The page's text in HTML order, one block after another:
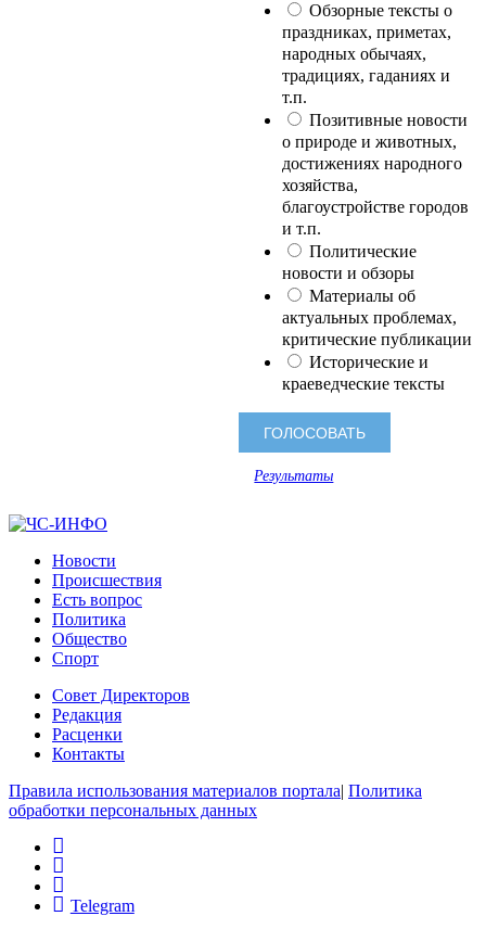
Обзорные тексты о
праздниках, приметах,
народных обычаях,
традициях, гаданиях и
т.п.
Позитивные новости
о природе и животных,
достижениях народного
хозяйства,
благоустройстве городов
и т.п.
Политические
новости и обзоры
Материалы об
актуальных проблемах,
критические публикации
Исторические и
краеведческие тексты
Результаты
Новости
Происшествия
Есть вопрос
Политика
Общество
Спорт
Совет Директоров
Редакция
Расценки
Контакты
Правила использования материалов портала| Политика
обработки персональных данных
Telegram